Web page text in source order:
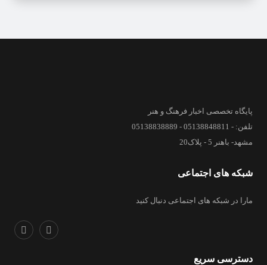
پایگاه تخصصی اخبار فرهنگ و هنر
تلفن: - 05138848811 - 05138838889
مشهد- باهنر 5 - پلاک20
شبکه های اجتماعی
مارا در شبکه های اجتماعی دنبال کنید
دسترسی سریع